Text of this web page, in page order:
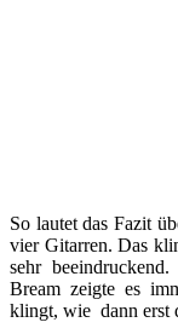
So lautet das Fazit
vier Gitarren. Das
sehr
Bream zeigte es
klingt, wie dann erst